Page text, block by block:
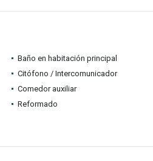
Baño en habitación principal
Citófono / Intercomunicador
Comedor auxiliar
Reformado